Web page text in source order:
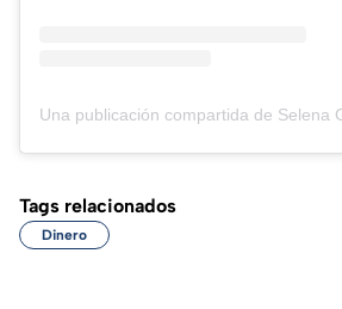
Tags relacionados
Dinero